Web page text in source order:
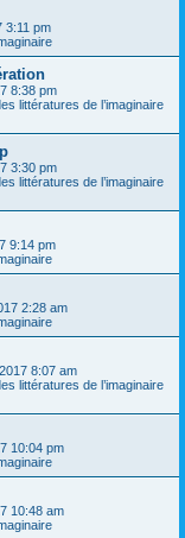
3:11 pm
8:38 pm
littératures de l’imaginaire
3:30 pm
littératures de l’imaginaire
9:14 pm
2:28 am
8:07 am
littératures de l’imaginaire
10:04 pm
10:48 am